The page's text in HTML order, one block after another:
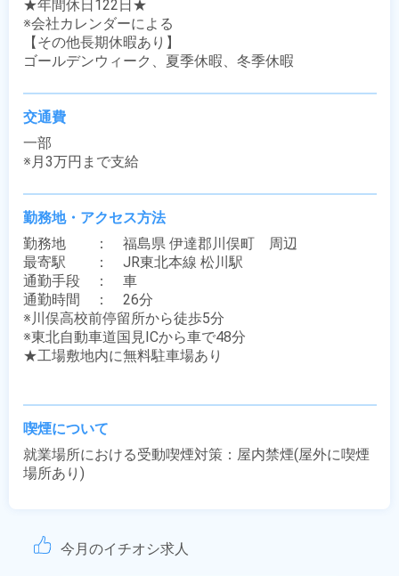
★年間休日122日★
※会社カレンダーによる
【その他長期休暇あり】
ゴールデンウィーク、夏季休暇、冬季休暇
交通費
一部
※月3万円まで支給
勤務地・アクセス方法
勤務地　　：　福島県 伊達郡川俣町　周辺
最寄駅　　：　JR東北本線 松川駅
通勤手段　：　車
通勤時間　：　26分
※川俣高校前停留所から徒歩5分
※東北自動車道国見ICから車で48分
★工場敷地内に無料駐車場あり
喫煙について
就業場所における受動喫煙対策：屋内禁煙(屋外に喫煙
場所あり)
今月のイチオシ求人